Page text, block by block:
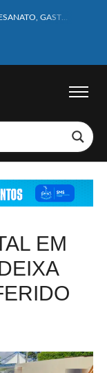
HOMEM CAI DE CACHOEIRA DE 40 METROS AO TENTAR FAZER FOTO
CORPOS DAS SEIS VÍTIMAS DE ACIDENTE COM LANCHA SÃO VELADOS; SAIBA COMO FOI
EM